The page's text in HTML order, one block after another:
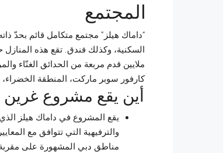
المجتمع
“داماك هيلز” مجتمع متكامل قائم بحدّ
السكنية، وكذلك فندق. تقع هذه المنازل
ملايين قدم مربعة من الحدائق الغنّاء
كارفور سوبر ماركت، المنطقة الخضراء،
أين يقع مشروع غرين
يقع المشروع في داماك هيلز
والترفيهية التي تتوافق مع
مناطق دبي المشهورة على